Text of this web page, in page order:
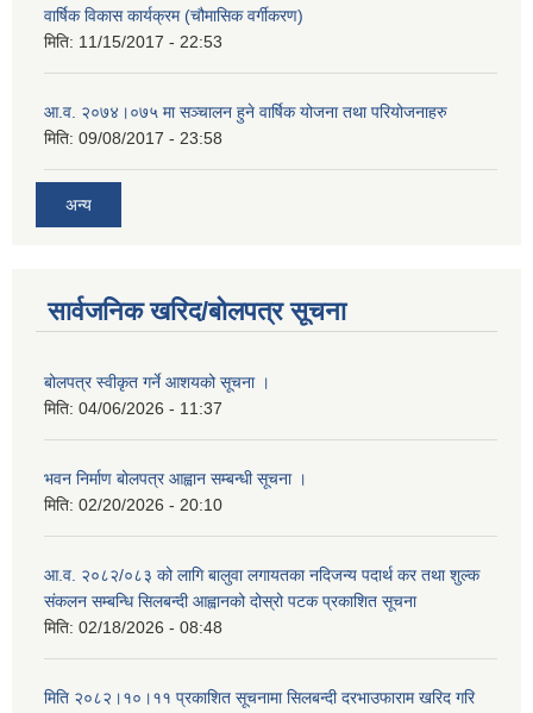
वार्षिक विकास कार्यक्रम (चौमासिक वर्गीकरण)
मिति: 11/15/2017 - 22:53
आ.व. २०७४।०७५ मा सञ्चालन हुने वार्षिक योजना तथा परियोजनाहरु
मिति: 09/08/2017 - 23:58
अन्य
सार्वजनिक खरिद/बोलपत्र सूचना
बोलपत्र स्वीकृत गर्ने आशयको सूचना ।
मिति: 04/06/2026 - 11:37
भवन निर्माण बोलपत्र आह्वान सम्बन्धी सूचना ।
मिति: 02/20/2026 - 20:10
आ.व. २०८२/०८३ को लागि बालुवा लगायतका नदिजन्य पदार्थ कर तथा शुल्क
संकलन सम्बन्धि सिलबन्दी आह्वानको दोस्रो पटक प्रकाशित सूचना
मिति: 02/18/2026 - 08:48
मिति २०८२।१०।११ प्रकाशित सूचनामा सिलबन्दी दरभाउफाराम खरिद गरि